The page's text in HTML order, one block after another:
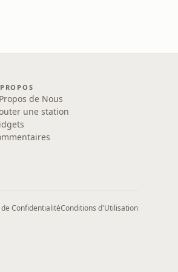
de Nous
une station
ConfidentialitéConditions d'Utilisation